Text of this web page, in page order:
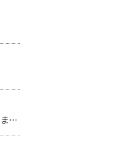
イベントの最終告知になります。(キャンセル出ました！)